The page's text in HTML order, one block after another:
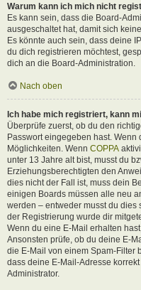
Warum kann ich mich nicht
Es kann sein, dass die Board-
ausgeschaltet hat, damit sich
Es könnte auch sein, dass deine
du dich registrieren möchtest,
dich an die Board-Administration.
Nach oben
Ich habe mich registriert, kann
Überprüfe zuerst, ob du den
Passwort eingegeben hast.
Möglichkeiten. Wenn COPPA
unter 13 Jahre alt bist, musst du
Erziehungsberechtigten den
dies nicht der Fall ist, muss dein
einigen Boards müssen alle neu
werden – entweder musst du dies
der Registrierung wurde dir
Wenn du eine E-Mail erhalten
Ansonsten prüfe, ob du deine E-
die E-Mail von einem Spam-Filter
dass deine E-Mail-Adresse
Administrator.